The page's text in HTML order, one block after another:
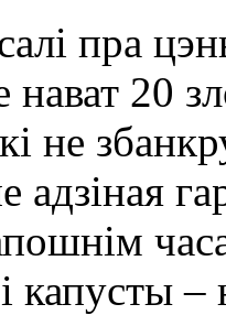
пра
нават 20
не
адзіная
капусты –